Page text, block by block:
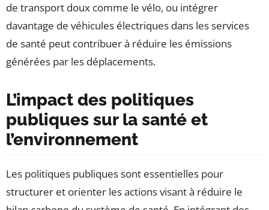
de transport doux comme le vélo, ou intégrer
davantage de véhicules électriques dans les services
de santé peut contribuer à réduire les émissions
générées par les déplacements.
L’impact des politiques
publiques sur la santé et
l’environnement
Les politiques publiques sont essentielles pour
structurer et orienter les actions visant à réduire le